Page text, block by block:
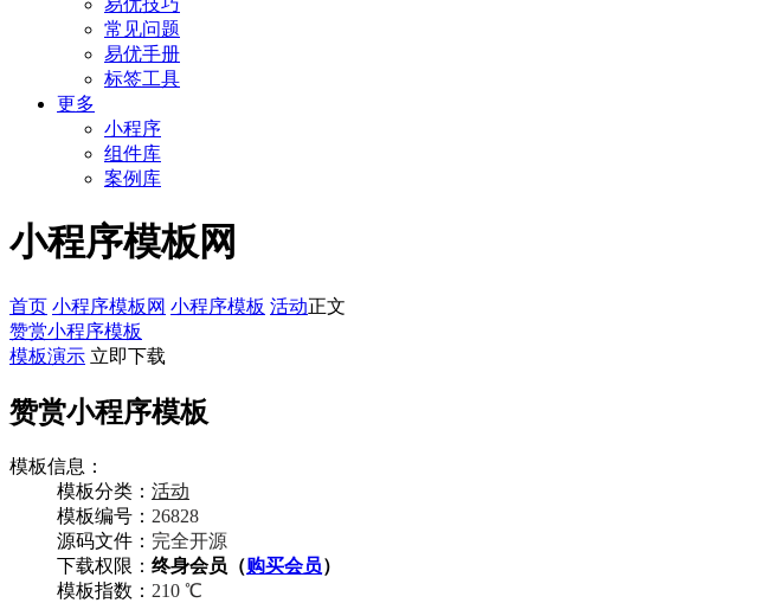
易优技巧
常见问题
易优手册
标签工具
更多
小程序
组件库
案例库
小程序模板网
首页 小程序模板网 小程序模板 活动正文
赞赏小程序模板
模板演示 立即下载
赞赏小程序模板
模板信息：
模板分类： 活动
模板编号： 26828
源码文件： 完全开源
下载权限： 终身会员（购买会员）
模板指数： 210 ℃